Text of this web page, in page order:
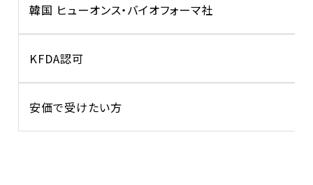
韓国 ヒューオンス・バイオフォーマ社
KFDA認可
安価で受けたい方